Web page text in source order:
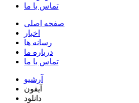
تماس با ما
صفحه اصلی
اخبار
رسانه ها
درباره ما
تماس با ما
آرشیو
آیفون
دانلود